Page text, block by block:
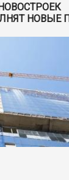
НОВЫЕ